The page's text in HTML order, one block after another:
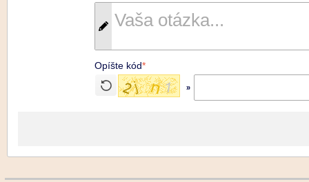
Opíšte kód*
»